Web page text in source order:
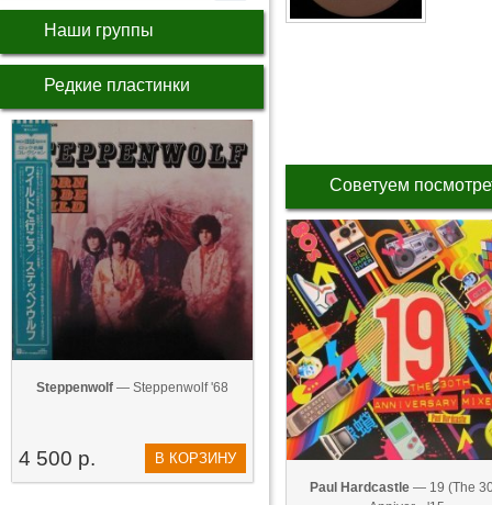
Наши группы
Редкие пластинки
Steppenwolf — Steppenwolf '68
4 500 р. В КОРЗИНУ
Советуем
Paul Hardcastle— 19 (The